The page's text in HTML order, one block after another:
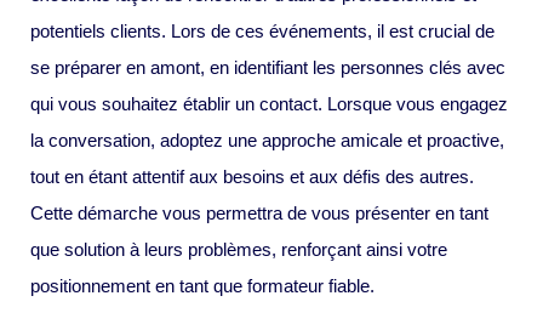
potentiels clients. Lors de ces événements, il est crucial de
se préparer en amont, en identifiant les personnes clés avec
qui vous souhaitez établir un contact. Lorsque vous engagez
la conversation, adoptez une approche amicale et proactive,
tout en étant attentif aux besoins et aux défis des autres.
Cette démarche vous permettra de vous présenter en tant
que solution à leurs problèmes, renforçant ainsi votre
positionnement en tant que formateur fiable.